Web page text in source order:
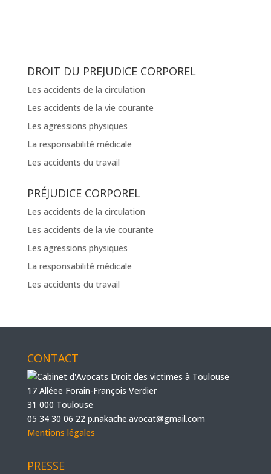
DROIT DU PREJUDICE CORPOREL
Les accidents de la circulation
Les accidents de la vie courante
Les agressions physiques
La responsabilité médicale
Les accidents du travail
PRÉJUDICE CORPOREL
Les accidents de la circulation
Les accidents de la vie courante
Les agressions physiques
La responsabilité médicale
Les accidents du travail
CONTACT
17 Alléee Forain-François Verdier
31 000 Toulouse
05 34 30 06 22 p.nakache.avocat@gmail.com
Mentions légales
PRESSE